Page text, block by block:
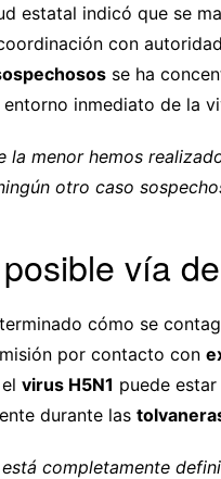
estatal indicó que se
con
se ha
inmediato de la
la menor hemos
otro caso
vía
cómo se
por contacto con
virus H5N1 puede
durante las
completamente